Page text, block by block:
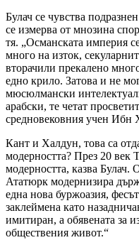
Булач се чувства
се измерва от мнозина
тя. „Османската империя
много на изток,
вторачили прекалено
едно крило. Затова и не
мюсюлмански
арабски, те четат
средновековния учен Ибн
Кант и Халдун, това са
модерността? През 20 век
модерността, казва Булач.
Ататюрк модернизира
една нова буржоазия,
заклеймена като
имитиран, а обявената за
обществения живот.“